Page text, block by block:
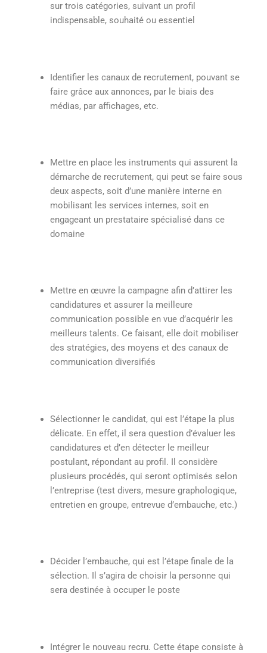
sur trois catégories, suivant un profil
indispensable, souhaité ou essentiel
Identifier les canaux de recrutement, pouvant se
faire grâce aux annonces, par le biais des
médias, par affichages, etc.
Mettre en place les instruments qui assurent la
démarche de recrutement, qui peut se faire sous
deux aspects, soit d’une manière interne en
mobilisant les services internes, soit en
engageant un prestataire spécialisé dans ce
domaine
Mettre en œuvre la campagne afin d’attirer les
candidatures et assurer la meilleure
communication possible en vue d’acquérir les
meilleurs talents. Ce faisant, elle doit mobiliser
des stratégies, des moyens et des canaux de
communication diversifiés
Sélectionner le candidat, qui est l’étape la plus
délicate. En effet, il sera question d’évaluer les
candidatures et d’en détecter le meilleur
postulant, répondant au profil. Il considère
plusieurs procédés, qui seront optimisés selon
l’entreprise (test divers, mesure graphologique,
entretien en groupe, entrevue d’embauche, etc.)
Décider l’embauche, qui est l’étape finale de la
sélection. Il s’agira de choisir la personne qui
sera destinée à occuper le poste
Intégrer le nouveau recru. Cette étape consiste à